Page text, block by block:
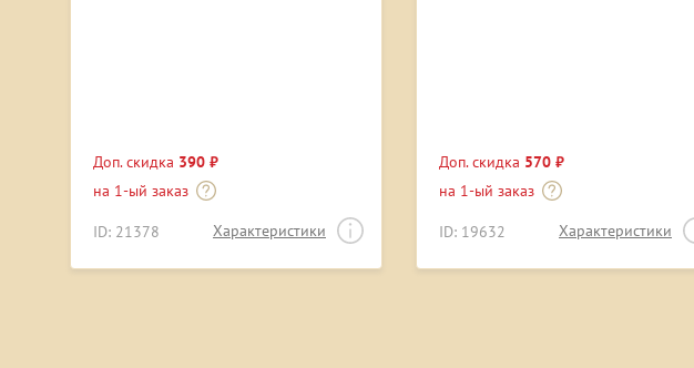
Доп. скидка 390 ₽
на 1-ый заказ
ID: 21378 Характеристики
Доп. скидка 570 ₽
на 1-ый заказ
ID: 19632 Характеристики